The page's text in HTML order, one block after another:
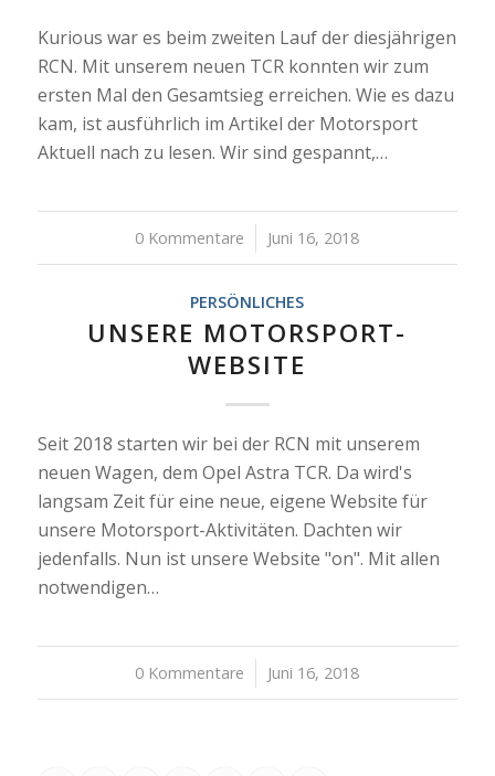
Kurious war es beim zweiten Lauf der diesjährigen
RCN. Mit unserem neuen TCR konnten wir zum
ersten Mal den Gesamtsieg erreichen. Wie es dazu
kam, ist ausführlich im Artikel der Motorsport
Aktuell nach zu lesen. Wir sind gespannt,…
0 Kommentare
/ Juni 16, 2018
PERSÖNLICHES
UNSERE MOTORSPORT-
WEBSITE
Seit 2018 starten wir bei der RCN mit unserem
neuen Wagen, dem Opel Astra TCR. Da wird's
langsam Zeit für eine neue, eigene Website für
unsere Motorsport-Aktivitäten. Dachten wir
jedenfalls. Nun ist unsere Website "on". Mit allen
notwendigen…
0 Kommentare
/ Juni 16, 2018